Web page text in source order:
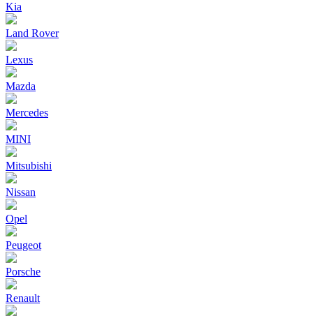
Kia
Land Rover
Lexus
Mazda
Mercedes
MINI
Mitsubishi
Nissan
Opel
Peugeot
Porsche
Renault